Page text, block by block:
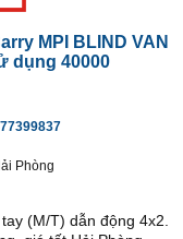
MPI BLIND VAN
dụng 40000
Phòng
(M/T) dẫn động 4x2.